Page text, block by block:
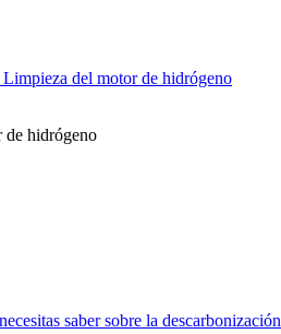
Limpieza del motor de hidrógeno
de hidrógeno
saber sobre la descarbonización